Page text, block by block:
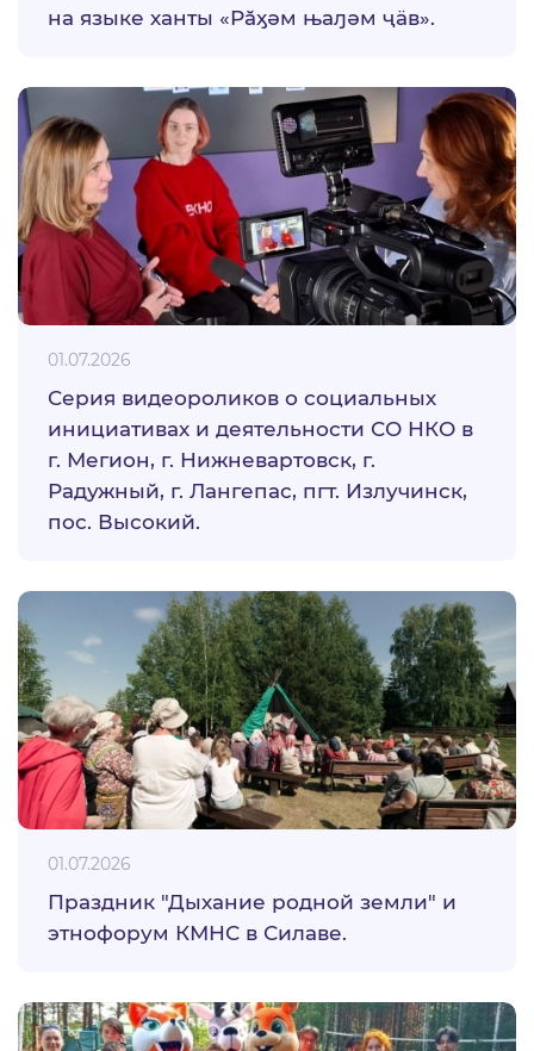
на языке ханты «Рӑӽәм њаԓәм ҷӓв».
01.07.2026
Серия видеороликов о социальных
инициативах и деятельности СО НКО в
г. Мегион, г. Нижневартовск, г.
Радужный, г. Лангепас, пгт. Излучинск,
пос. Высокий.
01.07.2026
Праздник "Дыхание родной земли" и
этнофорум КМНС в Силаве.